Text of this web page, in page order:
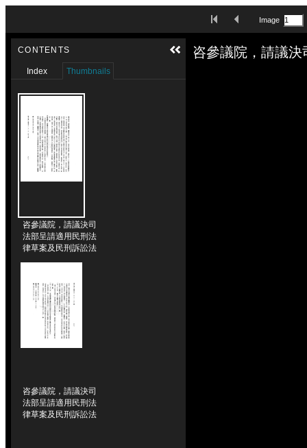
First ImagePrevious Image
Image
Media Viewer
咨參議院，請議
CONTENTS
Index Thumbnails
咨參議院，請議決司
法部呈請適用民刑法
律草案及民刑訴訟法
咨參議院，請議決司
法部呈請適用民刑法
律草案及民刑訴訟法